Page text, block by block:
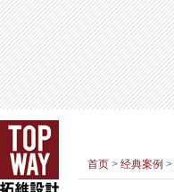
首页 > 经典案例 >